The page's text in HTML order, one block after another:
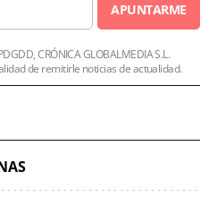
APUNTARME
CRÓNICA GLOBALMEDIA S.L.
de remitirle noticias de actualidad.